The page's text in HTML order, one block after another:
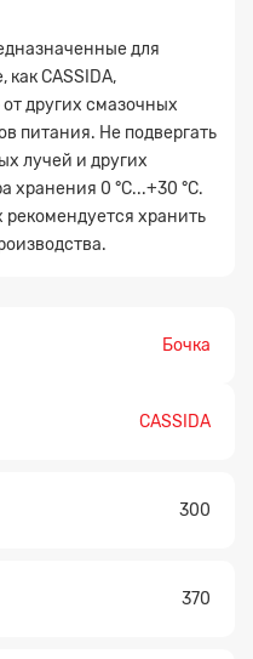
для
CASSIDA,
других смазочных
питания. Не подвергать
лучей и других
хранения 0 °С...+30 °С.
хранить
Бочка
CASSIDA
300
370